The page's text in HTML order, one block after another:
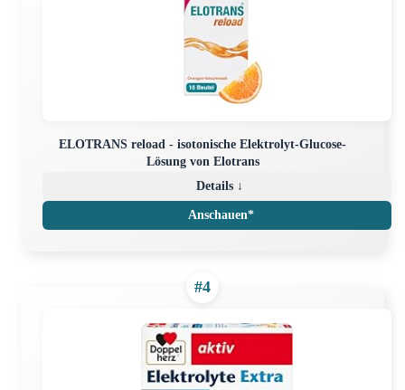
ELOTRANS reload - isotonische Elektrolyt-Glucose-
Lösung von Elotrans
Details ↓
Anschauen*
#4